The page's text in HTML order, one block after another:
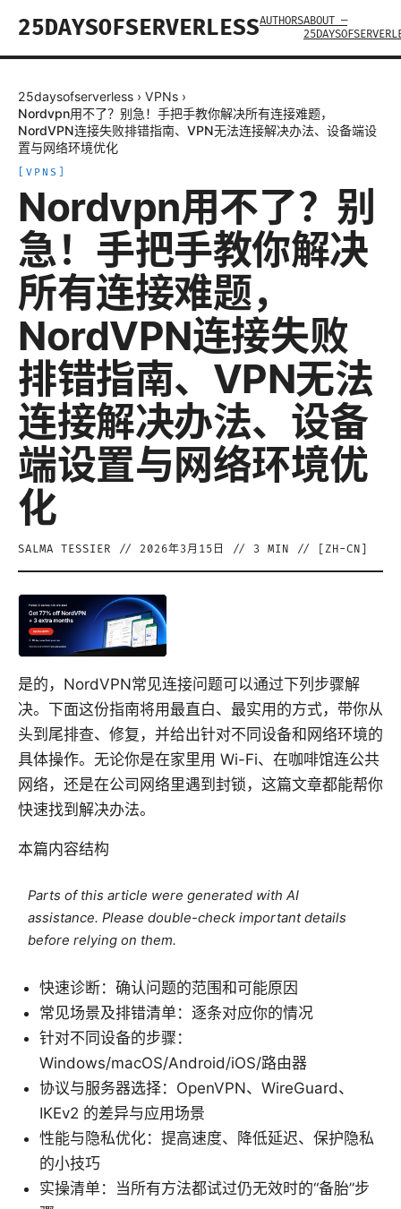
25DAYSOFSERVERLESSAUTHORSABOUT —
25daysofserverless › VPNs ›
Nordvpn用不了？别急！手把手教你解决所有连接难题，
NordVPN连接失败排错指南、VPN无法连接解决办法、设备端设
置与网络环境优化
VPNS
Nordvpn用不了？别
急！手把手教你解决
所有连接难题，
NordVPN连接失败
排错指南、VPN无法
连接解决办法、设备
端设置与网络环境优
化
SALMA TESSIER // 2026年3月15日 // 3 MIN // [ ZH-CN
是的，NordVPN常见连接问题可以通过下列步骤解
决。下面这份指南将用最直白、最实用的方式，带你从
头到尾排查、修复，并给出针对不同设备和网络环境的
具体操作。无论你是在家里用 Wi-Fi、在咖啡馆连公共
网络，还是在公司网络里遇到封锁，这篇文章都能帮你
快速找到解决办法。
本篇内容结构
Parts of this article were generated with AI
assistance. Please double-check important details
before relying on them.
快速诊断：确认问题的范围和可能原因
常见场景及排错清单：逐条对应你的情况
针对不同设备的步骤：
Windows/macOS/Android/iOS/路由器
协议与服务器选择：OpenVPN、WireGuard、
IKEv2 的差异与应用场景
性能与隐私优化：提高速度、降低延迟、保护隐私
的小技巧
实操清单：当所有方法都试过仍无效时的“备胎”步